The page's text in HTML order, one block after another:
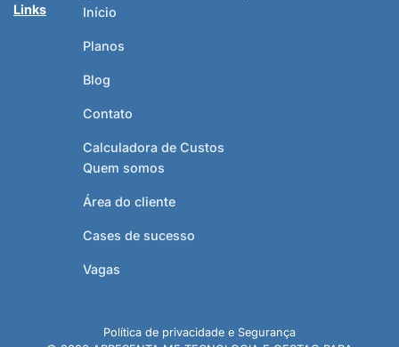
Links
Início
Planos
Blog
Contato
Calculadora de Custos
Quem somos
Área do cliente
Cases de sucesso
Vagas
Política de privacidade e Segurança